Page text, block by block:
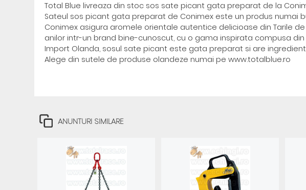
Total Blue livreaza din stoc sos sate picant gata preparat de la
Sateul sos picant gata preparat de Conimex este un produs numai
Conimex asigura aromele orientale autentice delicioase din Tarile
anilor intr-un brand bine-cunoscut, cu o gama inspirata compusa din
Import Olanda, sosul sate picant este gata preparat si are
Alege din sutele de produse olandeze numai pe www.totalblue.ro
ANUNTURI SIMILARE